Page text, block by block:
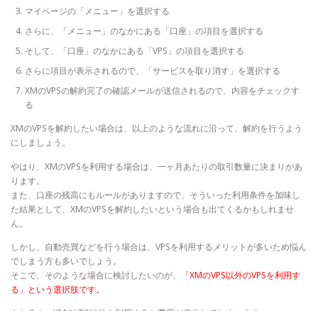
マイページの「メニュー」を選択する
さらに、「メニュー」のなかにある「口座」の項目を選択する
そして、「口座」のなかにある「VPS」の項目を選択する
さらに項目が表示されるので、「サービスを取り消す」を選択する
XMのVPSの解約完了の確認メールが送信されるので、内容をチェックす
る
XMのVPSを解約したい場合は、以上のような流れに沿って、解約を行うよう
にしましょう。
やはり、XMのVPSを利用する場合は、一ヶ月あたりの取引数量に決まりがあ
ります。
また、口座の残高にもルールがありますので、そういった利用条件を加味し
た結果として、XMのVPSを解約したいという場合も出てくるかもしれませ
ん。
しかし、自動売買などを行う場合は、VPSを利用するメリットが多いため悩ん
でしまう方も多いでしょう。
そこで、そのような場合に検討したいのが、
「XMのVPS以外のVPSを利用す
る」という選択肢です。